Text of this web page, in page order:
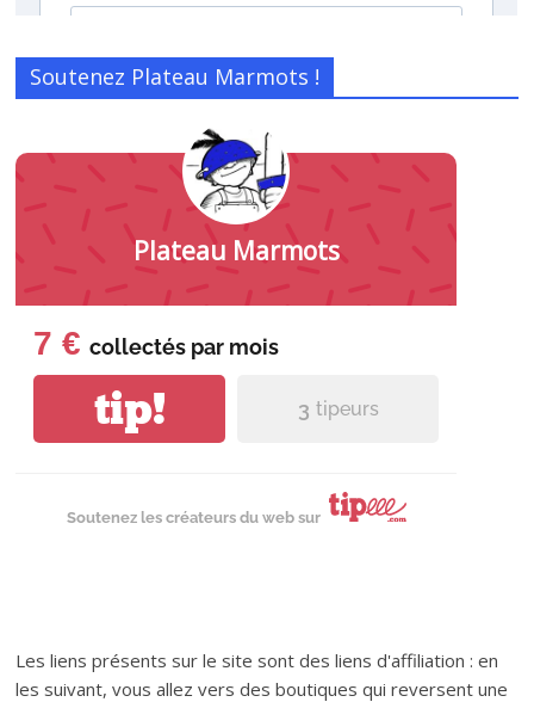
Soutenez Plateau Marmots !
Plateau Marmots
7 € collectés par mois
tip! 3 tipeurs
Soutenez les créateurs du web sur
Les liens présents sur le site sont des liens d'affiliation : en
les suivant, vous allez vers des boutiques qui reversent une